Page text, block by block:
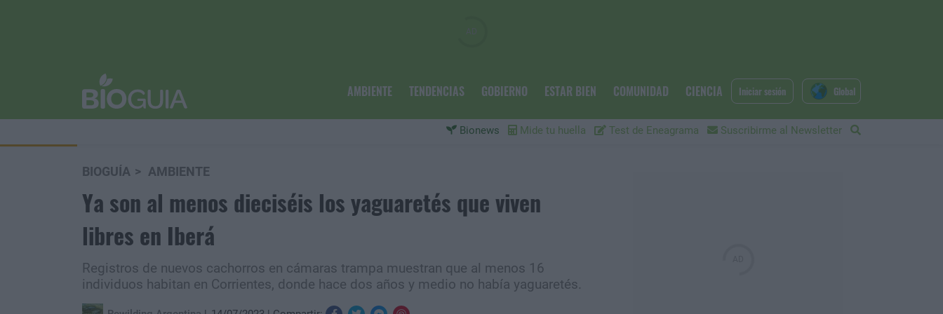
AMBIENTE TENDENCIAS GOBIERNO ESTAR BIEN COMUNIDAD CIENCIA
Bionews Mide tu huella Test de Eneagrama Suscribirme al Newsletter
Iniciar sesión Global
BIOGUÍA AMBIENTE
Ya son al menos dieciséis los yaguaretés que viven
libres en Iberá
Registros de nuevos cachorros en cámaras trampa muestran que al menos 16
individuos habitan en Corrientes, donde hace dos años y medio no había yaguaretés.